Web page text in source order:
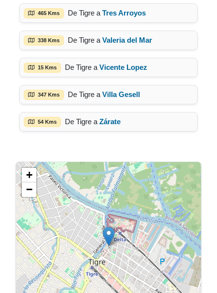
465 Kms De Tigre a Tres Arroyos
338 Kms De Tigre a Valeria del Mar
15 Kms De Tigre a Vicente Lopez
347 Kms De Tigre a Villa Gesell
54 Kms De Tigre a Zárate
+
−